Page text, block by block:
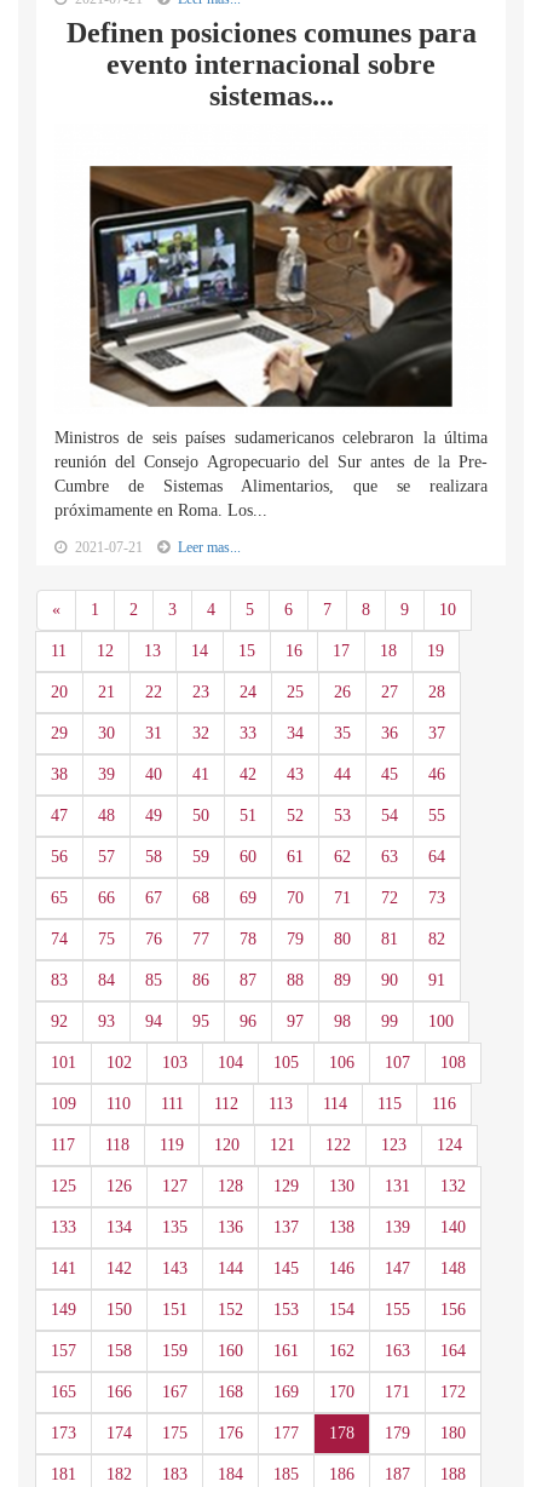
Definen posiciones comunes para
evento internacional sobre
sistemas...
Ministros de seis países sudamericanos celebraron la última
reunión del Consejo Agropecuario del Sur antes de la Pre-
Cumbre de Sistemas Alimentarios, que se realizara
próximamente en Roma. Los...
2021-07-21 Leer mas...
«Anterior
1 2 3 4 5 6 7 8 9 10
11 12 13 14 15 16 17 18 19
20 21 22 23 24 25 26 27 28
29 30 31 32 33 34 35 36 37
38 39 40 41 42 43 44 45 46
47 48 49 50 51 52 53 54 55
56 57 58 59 60 61 62 63 64
65 66 67 68 69 70 71 72 73
74 75 76 77 78 79 80 81 82
83 84 85 86 87 88 89 90 91
92 93 94 95 96 97 98 99 100
101 102 103 104 105 106 107 108
109 110 111 112 113 114 115 116
117 118 119 120 121 122 123 124
125 126 127 128 129 130 131 132
133 134 135 136 137 138 139 140
141 142 143 144 145 146 147 148
149 150 151 152 153 154 155 156
157 158 159 160 161 162 163 164
165 166 167 168 169 170 171 172
173 174 175 176 177 178 179 180
181 182 183 184 185 186 187 188